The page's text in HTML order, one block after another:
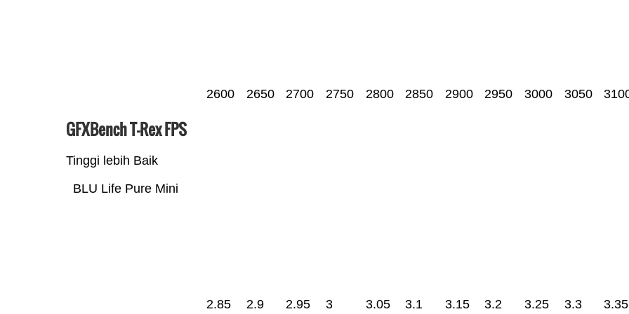
2600 2650 2700 2750 2800 2850 2900 2950 3000 3050
GFXBench T-Rex FPS
Tinggi lebih Baik
BLU Life Pure Mini
2.85 2.9 2.95 3 3.05 3.1 3.15 3.2 3.25 3.3 3.35